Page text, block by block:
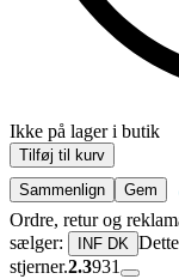
Ikke på lager i butik
Tilføj til kurv
Sammenlign
Gem
Ordre, retur og
sælger:
INF DK
stjerner.2.3931